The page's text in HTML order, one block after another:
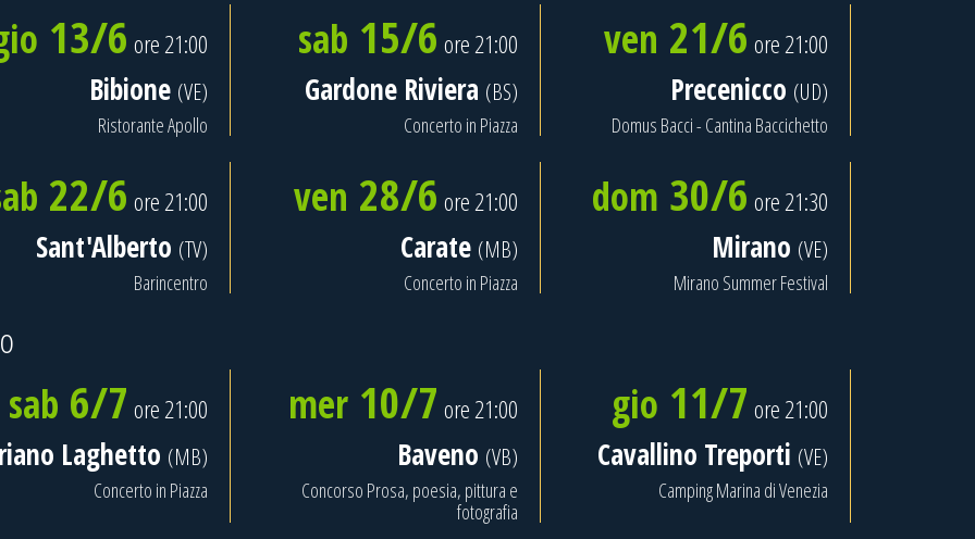
13/6 ore 21:00
Bibione (VE)
Ristorante Apollo
sab 15/6 ore 21:00
Gardone Riviera (BS)
Concerto in Piazza
ven 21/6 ore 21:00
Precenicco (UD)
Domus Bacci - Cantina Baccichetto
22/6 ore 21:00
Sant'Alberto (TV)
Barincentro
ven 28/6 ore 21:00
Carate (MB)
Concerto in Piazza
dom 30/6 ore 21:30
Mirano (VE)
Mirano Summer Festival
sab 6/7 ore 21:00
Laghetto (MB)
Concerto in Piazza
mer10/7 ore 21:00
Baveno (VB)
Concorso Prosa, poesia, pittura e
fotografia
gio 11/7 ore 21:00
Cavallino Treporti (VE)
Camping Marina di Venezia